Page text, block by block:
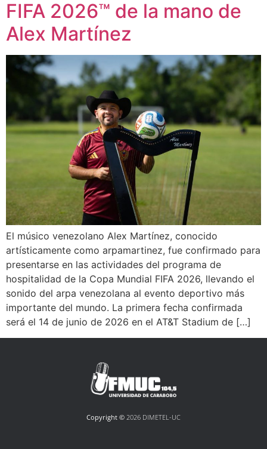
FIFA 2026™️ de la mano de
Alex Martínez
El músico venezolano Alex Martínez, conocido
artísticamente como arpamartinez, fue confirmado para
presentarse en las actividades del programa de
hospitalidad de la Copa Mundial FIFA 2026, llevando el
sonido del arpa venezolana al evento deportivo más
importante del mundo. La primera fecha confirmada
será el 14 de junio de 2026 en el AT&T Stadium de […]
Copyright © 2026 DIMETEL-UC